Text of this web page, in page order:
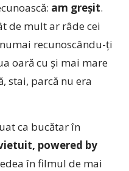
am greşit.
de mult ar râde cei
recunoscându-ţi
oară cu şi mai mare
stai, parcă nu era
ca bucătar în
powered by
în filmul de mai